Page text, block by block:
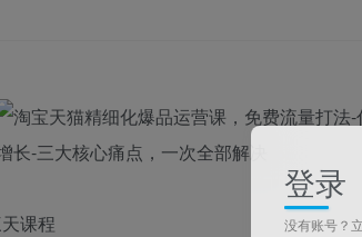
课程
登录
没有账号？